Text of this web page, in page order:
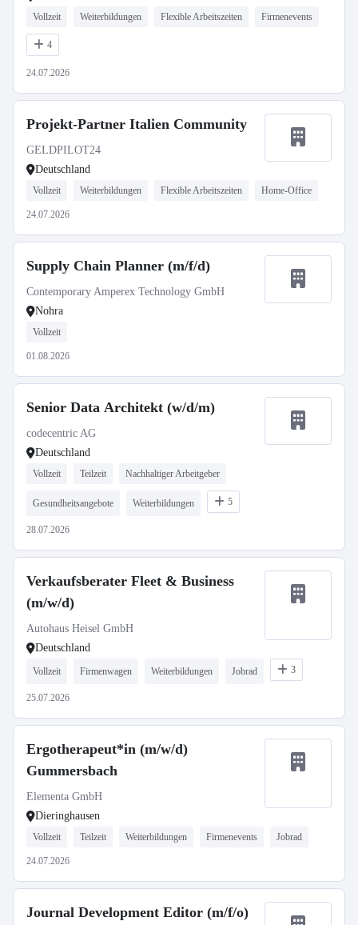
Vollzeit Weiterbildungen Flexible Arbeitszeiten Firmenevents
4
24.07.2026
Projekt-Partner Italien Community
GELDPILOT24
Deutschland
Vollzeit Weiterbildungen Flexible Arbeitszeiten Home-Office
24.07.2026
Supply Chain Planner (m/f/d)
Contemporary Amperex Technology GmbH
Nohra
Vollzeit
01.08.2026
Senior Data Architekt (w/d/m)
codecentric AG
Deutschland
Vollzeit Teilzeit Nachhaltiger Arbeitgeber
Gesundheitsangebote Weiterbildungen 5
28.07.2026
Verkaufsberater Fleet & Business
(m/w/d)
Autohaus Heisel GmbH
Deutschland
Vollzeit Firmenwagen Weiterbildungen Jobrad 3
25.07.2026
Ergotherapeut*in (m/w/d)
Gummersbach
Elementa GmbH
Dieringhausen
Vollzeit Teilzeit Weiterbildungen Firmenevents Jobrad
24.07.2026
Journal Development Editor (m/f/o)